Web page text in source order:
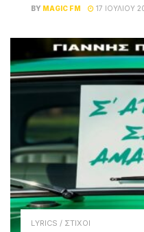
BY MAGIC FM 17 ΙΟΥΛΊΟΥ
LYRICS / ΣΤΙΧΟΙ